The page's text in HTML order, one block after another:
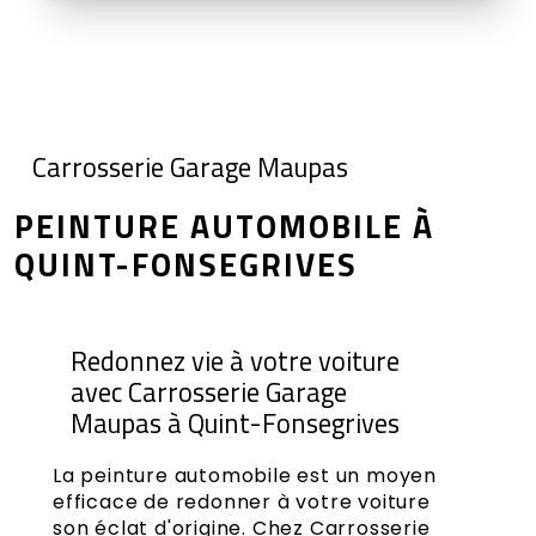
Carrosserie Garage Maupas
PEINTURE AUTOMOBILE À
QUINT-FONSEGRIVES
Redonnez vie à votre voiture
avec Carrosserie Garage
Maupas à Quint-Fonsegrives
La peinture automobile est un moyen
efficace de redonner à votre voiture
son éclat d'origine. Chez Carrosserie